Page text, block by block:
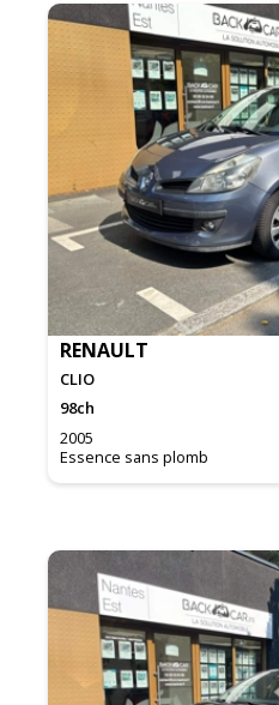
RENAULT
CLIO
98ch
2005
Essence sans plomb